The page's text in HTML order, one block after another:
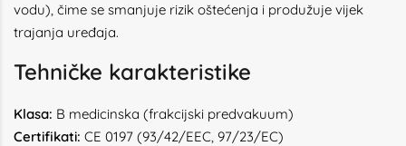
vodu), čime se smanjuje rizik oštećenja i produžuje vijek
trajanja uređaja.
Tehničke karakteristike
Klasa: B medicinska (frakcijski predvakuum)
Certifikati: CE 0197 (93/42/EEC, 97/23/EC)